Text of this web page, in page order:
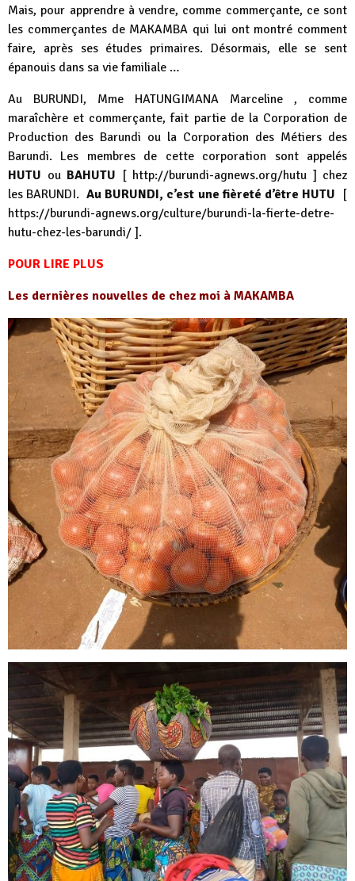
Mais, pour apprendre à vendre, comme commerçante, ce sont
les commerçantes de MAKAMBA qui lui ont montré comment
faire, après ses études primaires. Désormais, elle se sent
épanouis dans sa vie familiale …
Au BURUNDI, Mme HATUNGIMANA Marceline , comme
maraîchère et commerçante, fait partie de la Corporation de
Production des Barundi ou la Corporation des Métiers des
Barundi. Les membres de cette corporation sont appelés
HUTU ou BAHUTU [ http://burundi-agnews.org/hutu ] chez
les BARUNDI. Au BURUNDI, c’est une fièreté d’être HUTU [
https://burundi-agnews.org/culture/burundi-la-fierte-detre-
hutu-chez-les-barundi/ ].
POUR LIRE PLUS
Les dernières nouvelles de chez moi à MAKAMBA